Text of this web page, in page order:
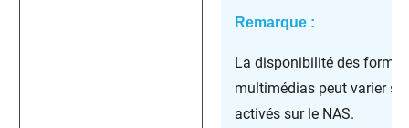
Remarque :
La disponibilité des
multimédias peut varier
activés sur le NAS.